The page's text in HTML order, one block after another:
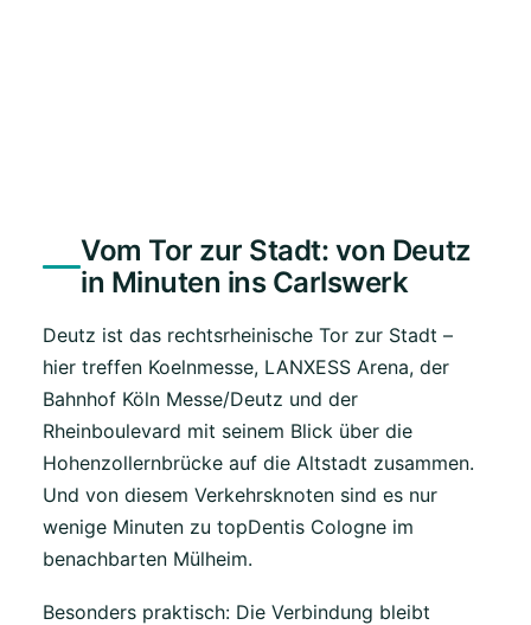
Vom Tor zur Stadt: von Deutz
in Minuten ins Carlswerk
Deutz ist das rechtsrheinische Tor zur Stadt –
hier treffen Koelnmesse, LANXESS Arena, der
Bahnhof Köln Messe/Deutz und der
Rheinboulevard mit seinem Blick über die
Hohenzollernbrücke auf die Altstadt zusammen.
Und von diesem Verkehrsknoten sind es nur
wenige Minuten zu topDentis Cologne im
benachbarten Mülheim.
Besonders praktisch: Die Verbindung bleibt